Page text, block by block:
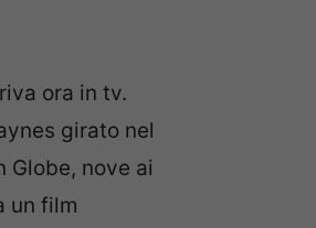
ora in tv.
girato nel
Globe, nove ai
un film